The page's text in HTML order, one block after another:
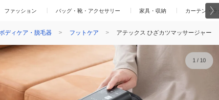
ファッション バッグ・靴・アクセサリー 家具・収納 カーテン・
ディケア・脱毛器 フットケア アテックス ひざカツマッサージャー
1/ 10